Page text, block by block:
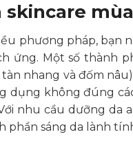
phương pháp, bạn
ứng. Một số thành
nhang và đốm
dụng không đúng
nhu cầu dưỡng
sáng da lành